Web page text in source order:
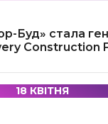
Буд» стала
Construction
18 КВІТНЯ